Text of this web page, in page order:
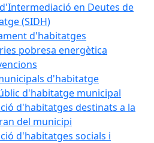
en Deutes de
(SIDH)
d'habitatges
pobresa energètica
d'habitatge
d'habitatge municipal
d'habitatges destinats a la
del municipi
d'habitatges socials i